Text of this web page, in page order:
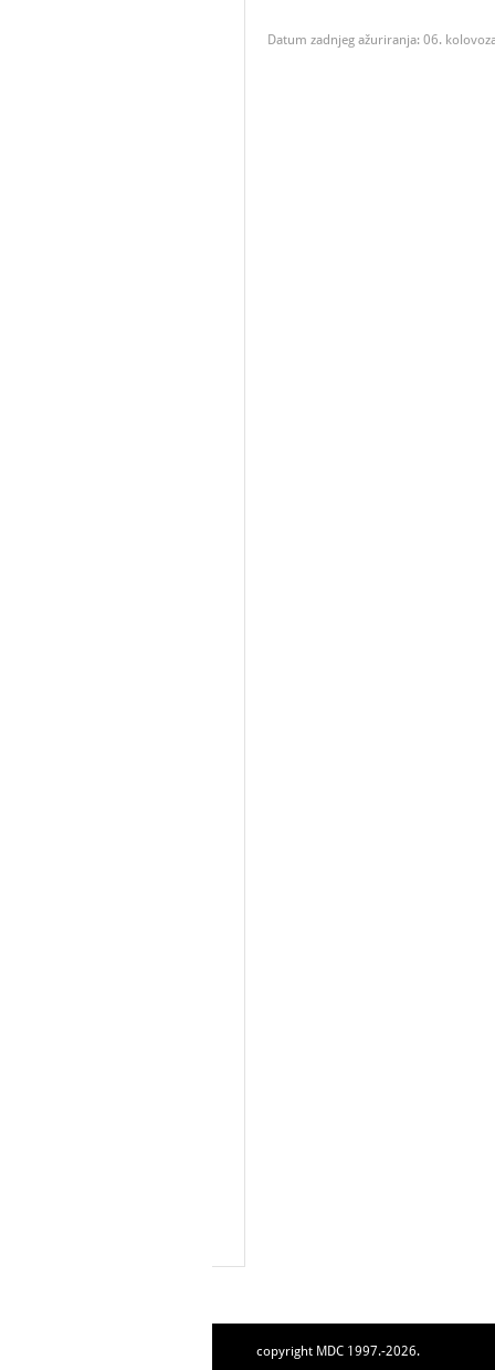
Datum zadnjeg ažuriranja: 06.
copyright MDC 1997.-2026.